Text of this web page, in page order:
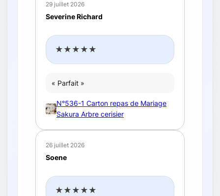
29 juillet 2026
Severine Richard
★★★★★
« Parfait »
N°536-1 Carton repas de Mariage
Sakura Arbre cerisier
26 juillet 2026
Soene
★★★★★